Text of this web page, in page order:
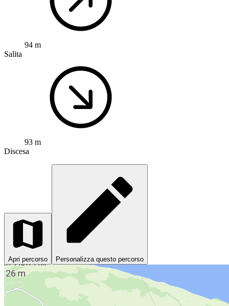
94 m
Salita
93 m
Discesa
Apri percorso Personalizza questo percorso